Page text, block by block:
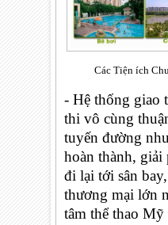
Các Tiện ích
- Hệ thống giao
thi vô cùng
tuyến đường
hoàn thành, giải
đi lại tới sân
thương mại lớn
tâm thể thao